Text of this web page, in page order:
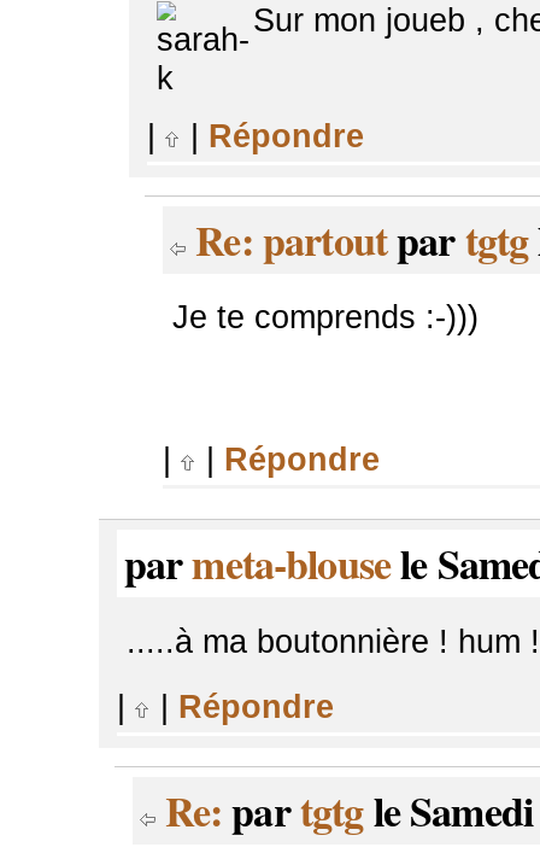
Sur mon joueb ,
| Répondre
Re: partoutpartgtg
Je te comprends :-)))
| Répondre
parmeta-blousele
.....à ma boutonnière ! hum !
Répondre
Re:partgtgle Samedi